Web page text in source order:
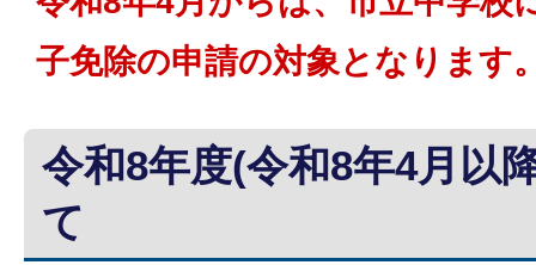
子免除の申請の対象となります
令和8年度(令和8年4月以
て